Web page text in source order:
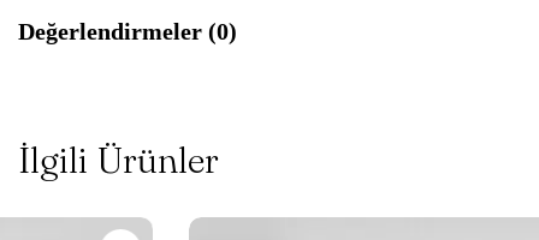
Değerlendirmeler (0)
İlgili Ürünler